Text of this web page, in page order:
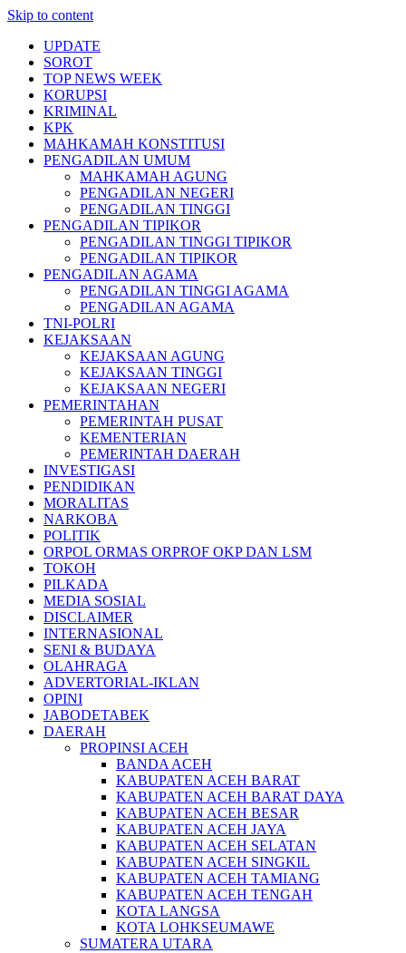
Skip to content
UPDATE
SOROT
TOP NEWS WEEK
KORUPSI
KRIMINAL
KPK
MAHKAMAH KONSTITUSI
PENGADILAN UMUM
MAHKAMAH AGUNG
PENGADILAN NEGERI
PENGADILAN TINGGI
PENGADILAN TIPIKOR
PENGADILAN TINGGI TIPIKOR
PENGADILAN TIPIKOR
PENGADILAN AGAMA
PENGADILAN TINGGI AGAMA
PENGADILAN AGAMA
TNI-POLRI
KEJAKSAAN
KEJAKSAAN AGUNG
KEJAKSAAN TINGGI
KEJAKSAAN NEGERI
PEMERINTAHAN
PEMERINTAH PUSAT
KEMENTERIAN
PEMERINTAH DAERAH
INVESTIGASI
PENDIDIKAN
MORALITAS
NARKOBA
POLITIK
ORPOL ORMAS ORPROF OKP DAN LSM
TOKOH
PILKADA
MEDIA SOSIAL
DISCLAIMER
INTERNASIONAL
SENI & BUDAYA
OLAHRAGA
ADVERTORIAL-IKLAN
OPINI
JABODETABEK
DAERAH
PROPINSI ACEH
BANDA ACEH
KABUPATEN ACEH BARAT
KABUPATEN ACEH BARAT DAYA
KABUPATEN ACEH BESAR
KABUPATEN ACEH JAYA
KABUPATEN ACEH SELATAN
KABUPATEN ACEH SINGKIL
KABUPATEN ACEH TAMIANG
KABUPATEN ACEH TENGAH
KOTA LANGSA
KOTA LOHKSEUMAWE
SUMATERA UTARA